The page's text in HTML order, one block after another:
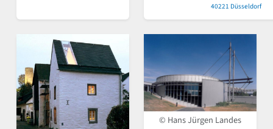
40221 Düsseldorf
© Hans Jürgen Landes